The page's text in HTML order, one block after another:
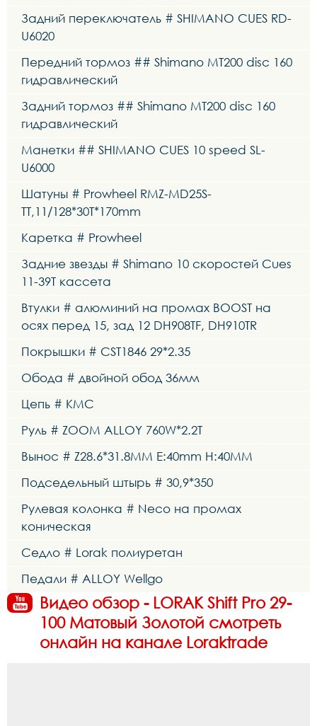
Задний переключатель # SHIMANO CUES RD-
U6020
Передний тормоз ## Shimano MT200 disc 160
гидравлический
Задний тормоз ## Shimano MT200 disc 160
гидравлический
Манетки ## SHIMANO CUES 10 speed SL-
U6000
Шатуны # Prowheel RMZ-MD25S-
TT,11/128*30T*170mm
Каретка # Prowheel
Задние звезды # Shimano 10 скоростей Cues
11-39T кассета
Втулки # алюминий на промах BOOST на
осях перед 15, зад 12 DH908TF, DH910TR
Покрышки # CST1846 29*2.35
Обода # двойной обод 36мм
Цепь # KMC
Руль # ZOOM ALLOY 760W*2.2T
Вынос # Z28.6*31.8MM E:40mm H:40MM
Подседельный штырь # 30,9*350
Рулевая колонка # Neco на промах
коническая
Седло # Lorak полиуретан
Педали # ALLOY Wellgo
Видео обзор - LORAK Shift Pro 29-
100 Матовый Золотой смотреть
онлайн на канале Loraktrade